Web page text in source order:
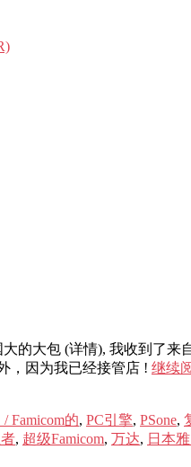
的大包 (详情), 我收到了来
，因为我已经接管店 ! 继续
Famicom的, PC引擎, PSone,
, 超级Famicom, 万达, 日本